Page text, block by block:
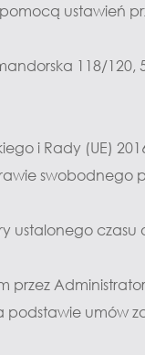
ustawień
118/120,
i Rady (UE)
swobodnego
ustalonego
przez
umów